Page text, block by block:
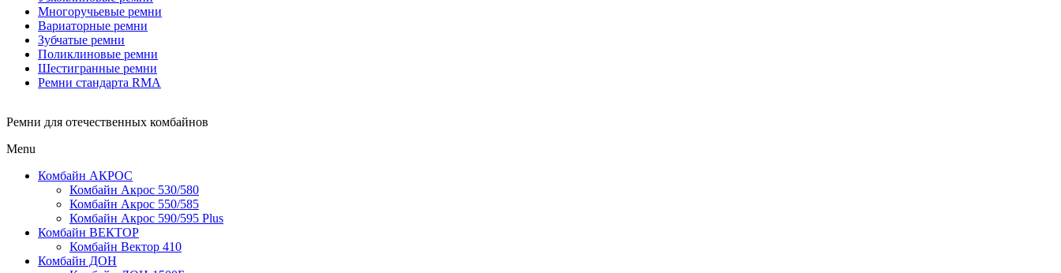
Многоручьевые ремни
Вариаторные ремни
Зубчатые ремни
Поликлиновые ремни
Шестигранные ремни
Ремни стандарта RMA
Ремни для отечественных комбайнов
Menu
Комбайн АКРОС
Комбайн Акрос 530/580
Комбайн Акрос 550/585
Комбайн Акрос 590/595 Plus
Комбайн ВЕКТОР
Комбайн Вектор 410
Комбайн ДОН